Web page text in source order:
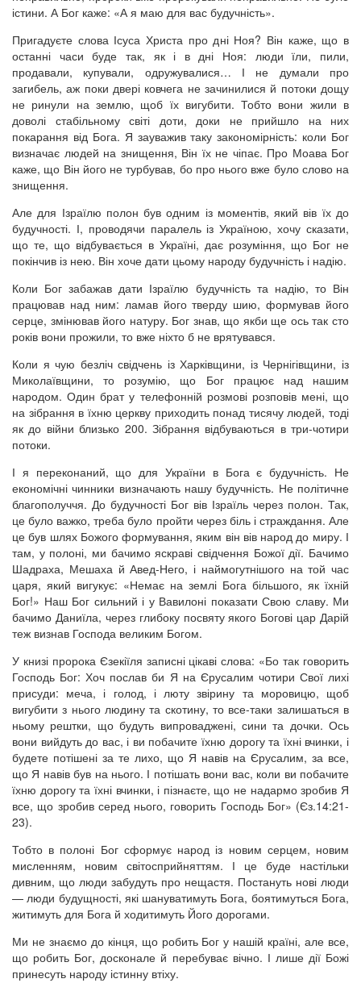
істини. А Бог каже: «А я маю для вас будучність».
Пригадуєте слова Ісуса Христа про дні Ноя? Він каже, що в
останні часи буде так, як і в дні Ноя: люди їли, пили,
продавали, купували, одружувалися… І не думали про
загибель, аж поки двері ковчега не зачинилися й потоки дощу
не ринули на землю, щоб їх вигубити. Тобто вони жили в
доволі стабільному світі доти, доки не прийшло на них
покарання від Бога. Я зауважив таку закономірність: коли Бог
визначає людей на знищення, Він їх не чіпає. Про Моава Бог
каже, що Він його не турбував, бо про нього вже було слово на
знищення.
Але для Ізраїлю полон був одним із моментів, який вів їх до
будучності. І, проводячи паралель із Україною, хочу сказати,
що те, що відбувається в Україні, дає розуміння, що Бог не
покінчив із нею. Він хоче дати цьому народу будучність і надію.
Коли Бог забажав дати Ізраїлю будучність та надію, то Він
працював над ним: ламав його тверду шию, формував його
серце, змінював його натуру. Бог знав, що якби ще ось так сто
років вони прожили, то вже ніхто б не врятувався.
Коли я чую безліч свідчень із Харківщини, із Чернігівщини, із
Миколаївщини, то розумію, що Бог працює над нашим
народом. Один брат у телефонній розмові розповів мені, що
на зібрання в їхню церкву приходить понад тисячу людей, тоді
як до війни близько 200. Зібрання відбуваються в три-чотири
потоки.
І я переконаний, що для України в Бога є будучність. Не
економічні чинники визначають нашу будучність. Не політичне
благополуччя. До будучності Бог вів Ізраїль через полон. Так,
це було важко, треба було пройти через біль і страждання. Але
це був шлях Божого формування, яким він вів народ до миру. І
там, у полоні, ми бачимо яскраві свідчення Божої дії. Бачимо
Шадраха, Мешаха й Авед-Него, і наймогутнішого на той час
царя, який вигукує: «Немає на землі Бога більшого, як їхній
Бог!» Наш Бог сильний і у Вавилоні показати Свою славу. Ми
бачимо Даниїла, через глибоку посвяту якого Богові цар Дарій
теж визнав Господа великим Богом.
У книзі пророка Єзекіїля записні цікаві слова: «Бо так говорить
Господь Бог: Хоч послав би Я на Єрусалим чотири Свої лихі
присуди: меча, і голод, і люту звірину та моровицю, щоб
вигубити з нього людину та скотину, то все-таки залишаться в
ньому рештки, що будуть випроваджені, сини та дочки. Ось
вони вийдуть до вас, і ви побачите їхню дорогу та їхні вчинки, і
будете потішені за те лихо, що Я навів на Єрусалим, за все,
що Я навів був на нього. І потішать вони вас, коли ви побачите
їхню дорогу та їхні вчинки, і пізнаєте, що не надармо зробив Я
все, що зробив серед нього, говорить Господь Бог» (Єз.14:21-
23).
Тобто в полоні Бог сформує народ із новим серцем, новим
мисленням, новим світосприйняттям. І це буде настільки
дивним, що люди забудуть про нещастя. Постануть нові люди
— люди будущності, які шануватимуть Бога, боятимуться Бога,
житимуть для Бога й ходитимуть Його дорогами.
Ми не знаємо до кінця, що робить Бог у нашій країні, але все,
що робить Бог, досконале й перебуває вічно. І лише дії Божі
принесуть народу істинну втіху.